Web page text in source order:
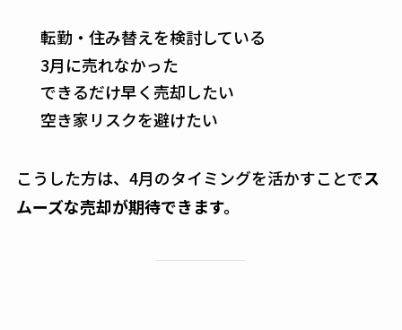
転勤・住み替えを検討している
3月に売れなかった
できるだけ早く売却したい
空き家リスクを避けたい
こうした方は、4月のタイミングを活かすことでス
ムーズな売却が期待できます。